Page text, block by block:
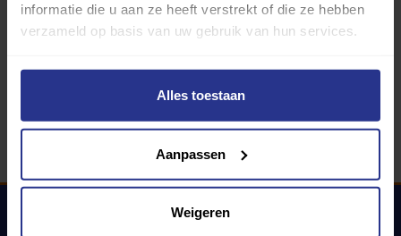
informatie die u aan ze heeft verstrekt of die ze hebben
verzameld op basis van uw gebruik van hun services.
Alles toestaan
Aanpassen
Weigeren
340 gemeenten
Partners: